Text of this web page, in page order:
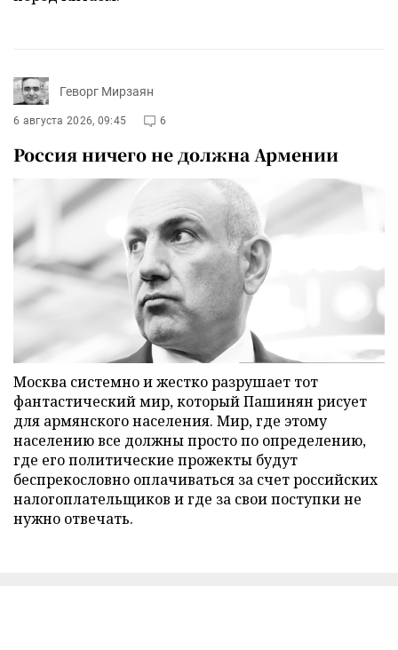
Геворг Мирзаян
6 августа 2026, 09:45 6
Россия ничего не должна Армении
Москва системно и жестко разрушает тот
фантастический мир, который Пашинян рисует
для армянского населения. Мир, где этому
населению все должны просто по определению,
где его политические прожекты будут
беспрекословно оплачиваться за счет российских
налогоплательщиков и где за свои поступки не
нужно отвечать.